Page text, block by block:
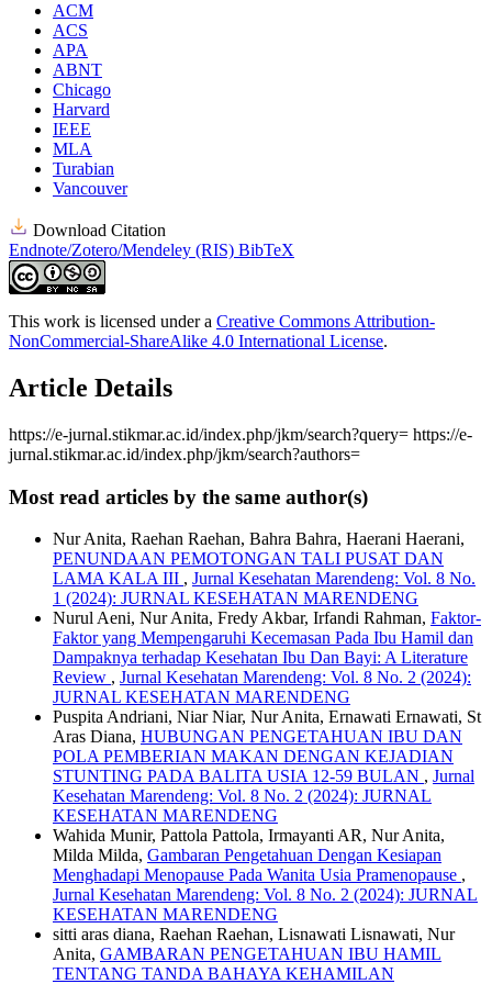
ACM
ACS
APA
ABNT
Chicago
Harvard
IEEE
MLA
Turabian
Vancouver
Download Citation
Endnote/Zotero/Mendeley (RIS) BibTeX
This work is licensed under a Creative Commons Attribution-
NonCommercial-ShareAlike 4.0 International License.
Article Details
https://e-jurnal.stikmar.ac.id/index.php/jkm/search?query= https://e-
jurnal.stikmar.ac.id/index.php/jkm/search?authors=
Most read articles by the same author(s)
Nur Anita, Raehan Raehan, Bahra Bahra, Haerani Haerani,
PENUNDAAN PEMOTONGAN TALI PUSAT DAN
LAMA KALA III , Jurnal Kesehatan Marendeng: Vol. 8 No.
1 (2024): JURNAL KESEHATAN MARENDENG
Nurul Aeni, Nur Anita, Fredy Akbar, Irfandi Rahman, Faktor-
Faktor yang Mempengaruhi Kecemasan Pada Ibu Hamil dan
Dampaknya terhadap Kesehatan Ibu Dan Bayi: A Literature
Review , Jurnal Kesehatan Marendeng: Vol. 8 No. 2 (2024):
JURNAL KESEHATAN MARENDENG
Puspita Andriani, Niar Niar, Nur Anita, Ernawati Ernawati, St
Aras Diana, HUBUNGAN PENGETAHUAN IBU DAN
POLA PEMBERIAN MAKAN DENGAN KEJADIAN
STUNTING PADA BALITA USIA 12-59 BULAN , Jurnal
Kesehatan Marendeng: Vol. 8 No. 2 (2024): JURNAL
KESEHATAN MARENDENG
Wahida Munir, Pattola Pattola, Irmayanti AR, Nur Anita,
Milda Milda, Gambaran Pengetahuan Dengan Kesiapan
Menghadapi Menopause Pada Wanita Usia Pramenopause ,
Jurnal Kesehatan Marendeng: Vol. 8 No. 2 (2024): JURNAL
KESEHATAN MARENDENG
sitti aras diana, Raehan Raehan, Lisnawati Lisnawati, Nur
Anita, GAMBARAN PENGETAHUAN IBU HAMIL
TENTANG TANDA BAHAYA KEHAMILAN